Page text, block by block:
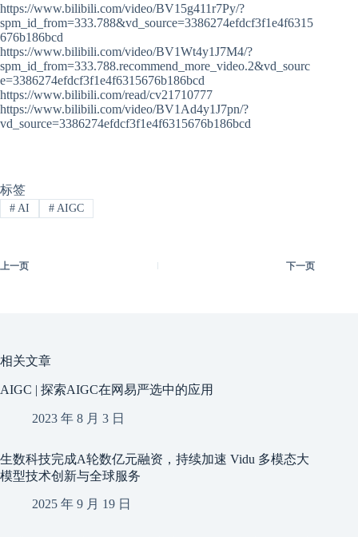
https://www.bilibili.com/video/BV15g411r7Py/?
spm_id_from=333.788&vd_source=3386274efdcf3f1e4f6315
676b186bcd
https://www.bilibili.com/video/BV1Wt4y1J7M4/?
spm_id_from=333.788.recommend_more_video.2&vd_sourc
e=3386274efdcf3f1e4f6315676b186bcd
https://www.bilibili.com/read/cv21710777
https://www.bilibili.com/video/BV1Ad4y1J7pn/?
vd_source=3386274efdcf3f1e4f6315676b186bcd
标签
#AI #AIGC
上一页 下一页
相关文章
AIGC | 探索AIGC在网易严选中的应用
2023 年 8 月 3 日
生数科技完成A轮数亿元融资，持续加速 Vidu 多模态大
模型技术创新与全球服务
2025 年 9 月 19 日